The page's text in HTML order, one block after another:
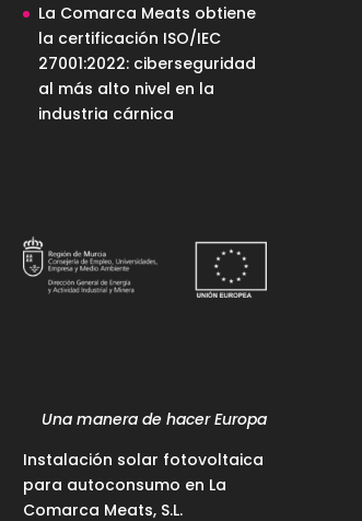
La Comarca Meats obtiene
la certificación ISO/IEC
27001:2022: ciberseguridad
al más alto nivel en la
industria cárnica
Una manera de hacer Europa
Instalación solar fotovoltaica
para autoconsumo en La
Comarca Meats, S.L.